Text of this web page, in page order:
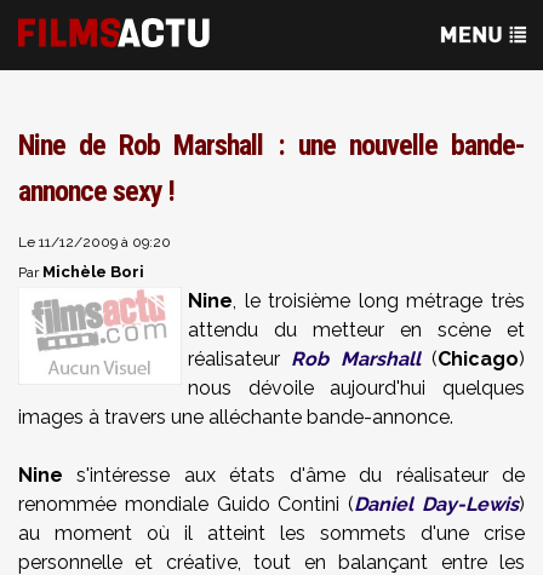
Nine de Rob Marshall : une nouvelle bande-
annonce sexy !
Le 11/12/2009 à 09:20
Par Michèle Bori
Nine, le troisième long métrage très
attendu du metteur en scène et
réalisateur Rob Marshall(Chicago)
nous dévoile aujourd'hui quelques
images à travers une alléchante bande-annonce.
Nines'intéresse aux états d'âme du réalisateur de
renommée mondiale Guido Contini (Daniel Day-Lewis)
au moment où il atteint les sommets d'une crise
personnelle et créative, tout en balançant entre les